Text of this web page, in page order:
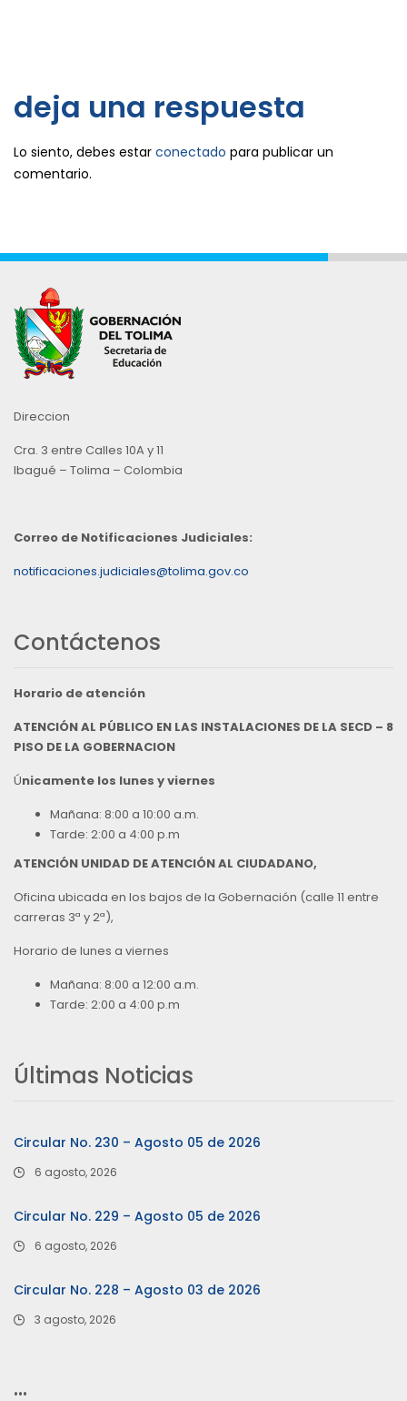
deja una respuesta
Lo siento, debes estar conectado para publicar un
comentario.
Direccion
Cra. 3 entre Calles 10A y 11
Ibagué – Tolima – Colombia
Correo de Notificaciones Judiciales:
notificaciones.judiciales@tolima.gov.co
Contáctenos
Horario de atención
ATENCIÓN AL PÚBLICO EN LAS INSTALACIONES DE LA SECD – 8
PISO DE LA GOBERNACION
Únicamente los lunes y viernes
Mañana: 8:00 a 10:00 a.m.
Tarde: 2:00 a 4:00 p.m
ATENCIÓN UNIDAD DE ATENCIÓN AL CIUDADANO,
Oficina ubicada en los bajos de la Gobernación (calle 11 entre
carreras 3ª y 2ª),
Horario de lunes a viernes
Mañana: 8:00 a 12:00 a.m.
Tarde: 2:00 a 4:00 p.m
Últimas Noticias
Circular No. 230 – Agosto 05 de 2026
6 agosto, 2026
Circular No. 229 – Agosto 05 de 2026
6 agosto, 2026
Circular No. 228 – Agosto 03 de 2026
3 agosto, 2026
…